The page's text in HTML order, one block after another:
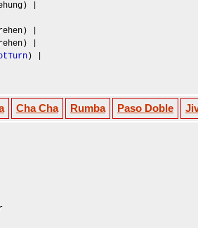
|
|
|
) |
Cha Cha Rumba Paso Doble